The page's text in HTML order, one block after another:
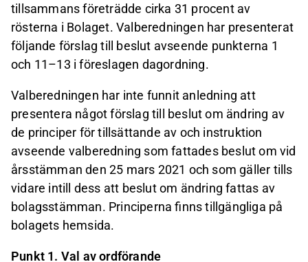
tillsammans företrädde cirka 31 procent av
rösterna i Bolaget. Valberedningen har presenterat
följande förslag till beslut avseende punkterna 1
och 11–13 i föreslagen dagordning.
Valberedningen har inte funnit anledning att
presentera något förslag till beslut om ändring av
de principer för tillsättande av och instruktion
avseende valberedning som fattades beslut om vid
årsstämman den 25 mars 2021 och som gäller tills
vidare intill dess att beslut om ändring fattas av
bolagsstämman. Principerna finns tillgängliga på
bolagets hemsida.
Punkt 1. Val av ordförande